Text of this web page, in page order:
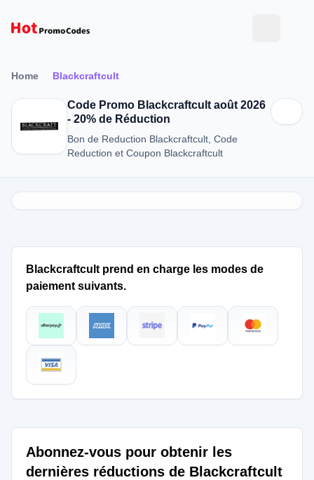
Home Blackcraftcult
Code Promo Blackcraftcult août 2026
- 20% de Réduction
Bon de Reduction Blackcraftcult, Code
Reduction et Coupon Blackcraftcult
Blackcraftcult prend en charge les modes de
paiement suivants.
Abonnez-vous pour obtenir les
dernières réductions de Blackcraftcult